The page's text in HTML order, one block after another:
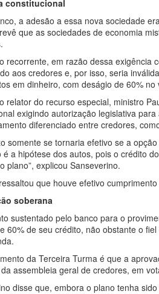
constitucional
a adesão a essa nova sociedade
que as sociedades de economia
recorrente, em razão dessa exigência
aos credores e, por isso, seria
em dinheiro, com deságio de 60% no
relator do recurso especial, ministro
exigindo autorização legislativa
diferenciado entre credores,
somente se tornaria efetivo se a
é a hipótese dos autos, pois o crédito
plano”, explicou Sanseverino.
que houve efetivo
soberana
sustentado pelo banco para o
60% de seu crédito, não obstante o
da Terceira Turma é que a
assembleia geral de credores, em
disse que, embora o plano tenha